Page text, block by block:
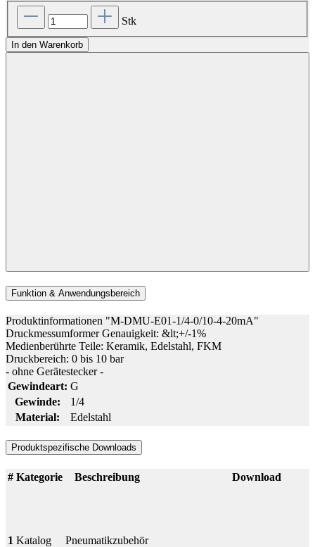
Stk
In den Warenkorb
Funktion & Anwendungsbereich
Produktinformationen "M-DMU-E01-1/4-0/10-4-20mA"
Druckmessumformer Genauigkeit: &lt;+/-1%
Medienberührte Teile: Keramik, Edelstahl, FKM
Druckbereich: 0 bis 10 bar
- ohne Gerätestecker -
Gewindeart: G
Gewinde:
1/4
Material:
Edelstahl
Produktspezifische Downloads
# Kategorie Beschreibung Download
1 Katalog Pneumatikzubehör